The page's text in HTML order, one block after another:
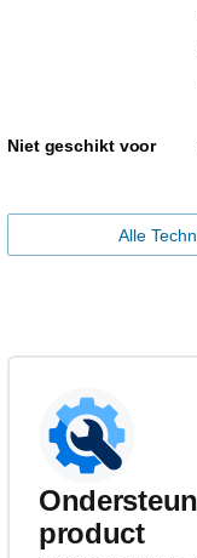
Niet geschikt voor
Alle
product